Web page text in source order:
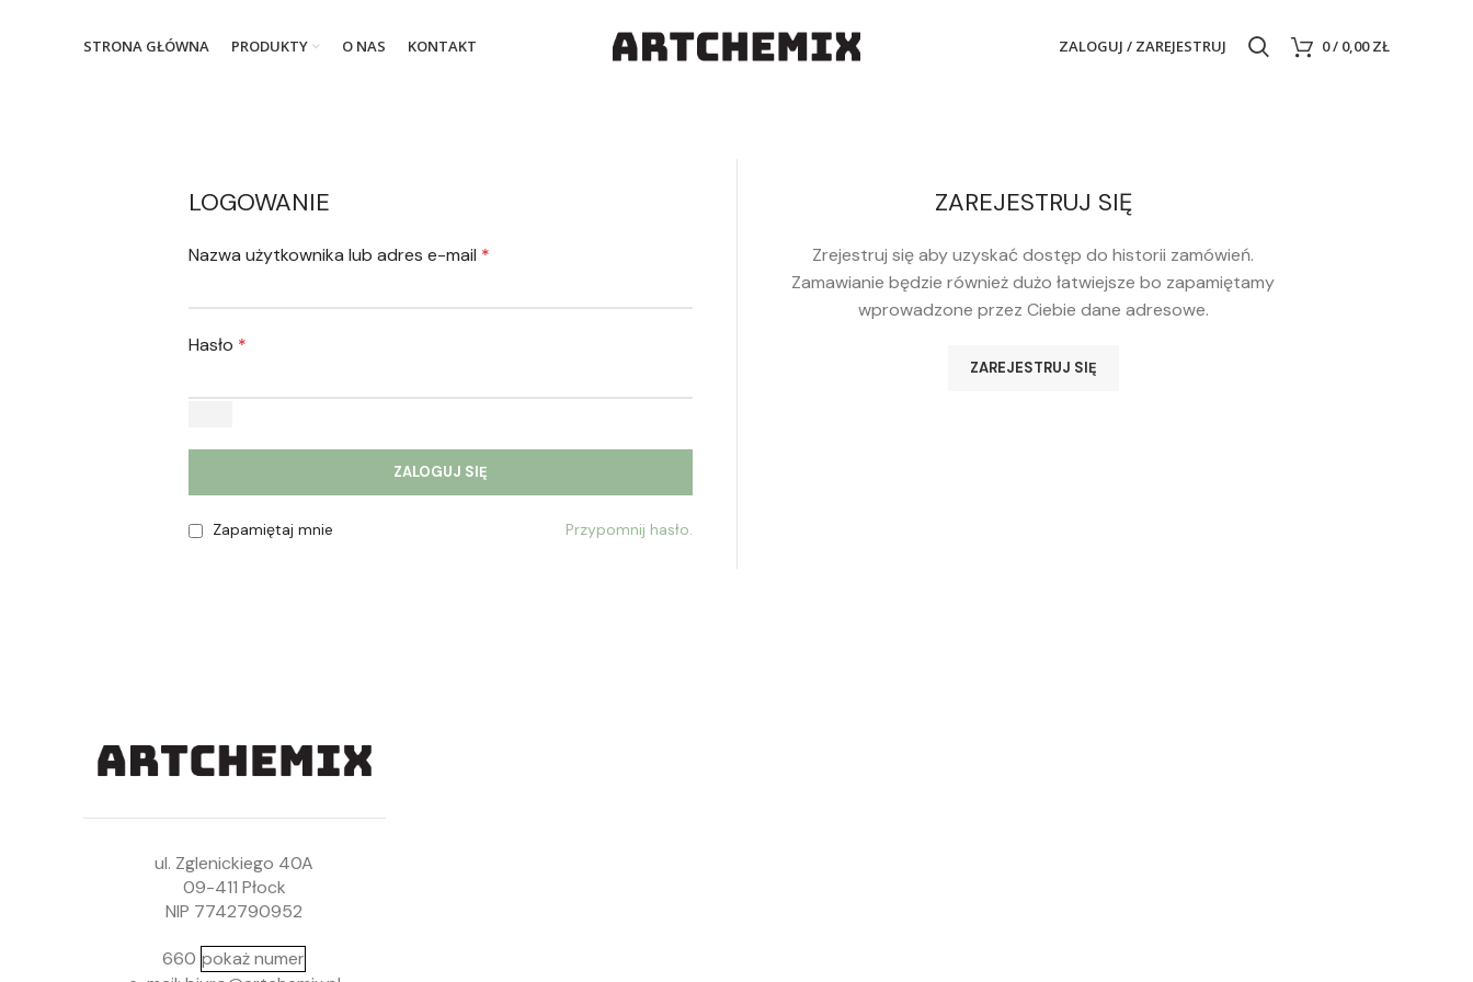
STRONA GŁÓWNA PRODUKTY O NAS KONTAKT ZALOGUJ / ZAREJESTRUJ 0/ 0,00ZŁ
LOGOWANIE
Nazwa użytkownika lub adres e-mail *
Hasło *
ZALOGUJ SIĘ
Przypomnij hasło.
Zapamiętaj mnie
ZAREJESTRUJ SIĘ
Zrejestruj się aby uzyskać dostęp do historii zamówień.
Zamawianie będzie również dużo łatwiejsze bo zapamiętamy
wprowadzone przez Ciebie dane adresowe.
ZAREJESTRUJ SIĘ
ul. Zglenickiego 40A
09-411 Płock
NIP 7742790952
660 pokaż numer